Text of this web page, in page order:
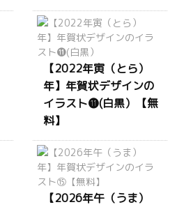
【2022年寅（とら）
年】年賀状デザインの
イラスト⓫(白黒）【無
料】
【2026年午（うま）